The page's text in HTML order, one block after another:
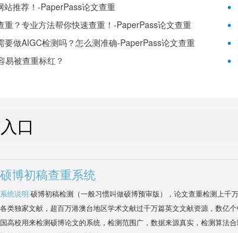
站推荐！-PaperPass论文查重
重？专业方法帮你快速查重！-PaperPass论文查重
要做AIGC检测吗？怎么测准确-PaperPass论文查重
易被查重标红？
口
硕博初稿查重系统
系统说明 硕博初稿检测（一般习惯叫做硕博预审版），论文查重检测上千
各类独家文献，超百万港澳台地区学术文献过千万篇英文文献资源，数亿
国高校用来检测硕博论文的系统，检测范围广，数据来源真实，检测算法